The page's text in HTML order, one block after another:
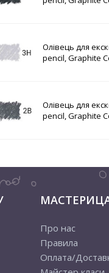
Олівець для
pencil, Graphite
Олівець для
pencil, Graphite
Про нас
Правила
Оплата/